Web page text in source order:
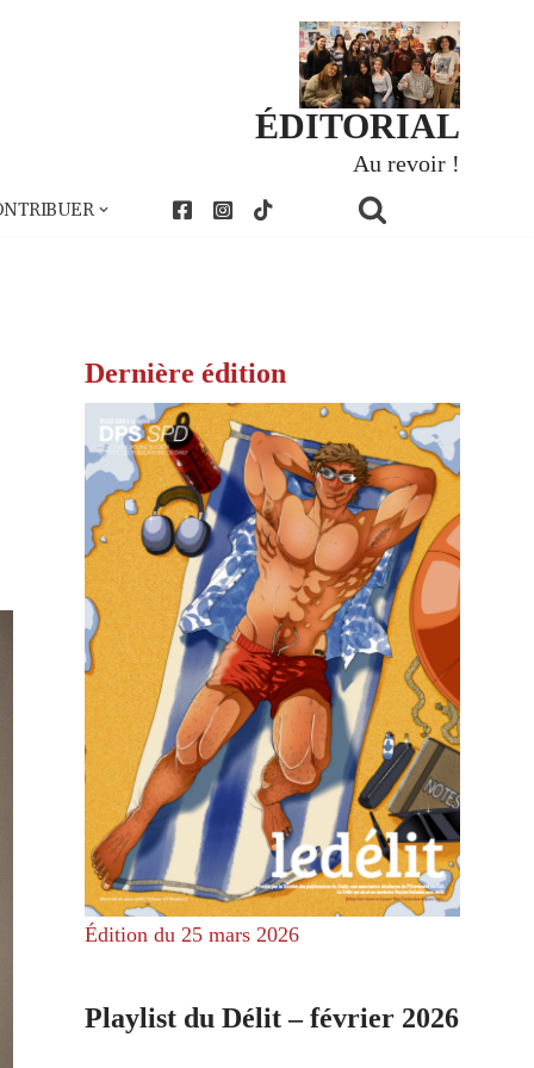
ÉDITORIAL
Au revoir !
Dernière édition
Édition du 25 mars 2026
Playlist du Délit – février 2026